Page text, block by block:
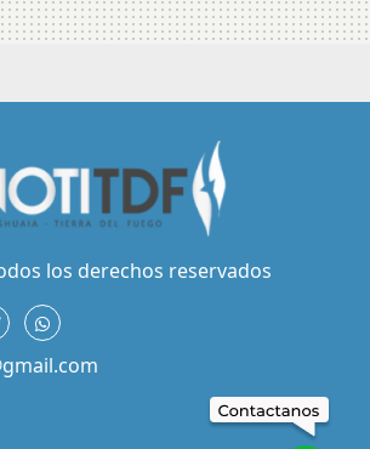
los derechos reservados